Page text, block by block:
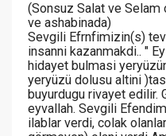
(Sonsuz Salat ve
ve ashabinada)
Sevgili Efrnfimizin(s)
insanni kazanmakdi.. "
hidayet bulmasi
yeryüzü dolusu altini
buyurdugu rivayet edilir.
eyvallah. Sevgili
ilablar verdi, colak